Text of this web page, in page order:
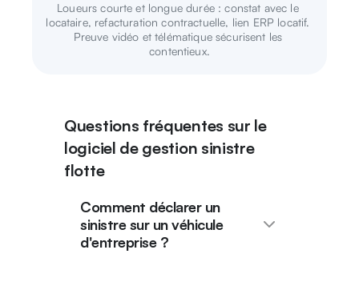
Loueurs courte et longue durée : constat avec le
locataire, refacturation contractuelle, lien ERP locatif.
Preuve vidéo et télématique sécurisent les
contentieux.
Questions fréquentes sur le
logiciel de gestion sinistre
flotte
Comment déclarer un
sinistre sur un véhicule
d'entreprise ?